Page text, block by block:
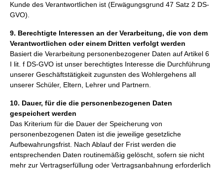
Kunde des Verantwortlichen ist (Erwägungsgrund 47 Satz 2 DS-
GVO).
9. Berechtigte Interessen an der Verarbeitung, die von dem
Verantwortlichen oder einem Dritten verfolgt werden
Basiert die Verarbeitung personenbezogener Daten auf Artikel 6
I lit. f DS-GVO ist unser berechtigtes Interesse die Durchführung
unserer Geschäftstätigkeit zugunsten des Wohlergehens all
unserer Schüler, Eltern, Lehrer und Partnern.
10. Dauer, für die die personenbezogenen Daten
gespeichert werden
Das Kriterium für die Dauer der Speicherung von
personenbezogenen Daten ist die jeweilige gesetzliche
Aufbewahrungsfrist. Nach Ablauf der Frist werden die
entsprechenden Daten routinemäßig gelöscht, sofern sie nicht
mehr zur Vertragserfüllung oder Vertragsanbahnung erforderlich